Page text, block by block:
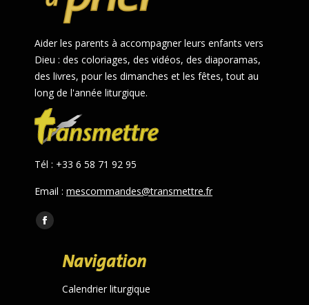
Aider les parents à accompagner leurs enfants vers
Dieu : des coloriages, des vidéos, des diaporamas,
des livres, pour les dimanches et les fêtes, tout au
long de l'année liturgique.
Tél : +33 6 58 71 92 95
Email : mescommandes@transmettre.fr
Trouvez nous sur :
Facebook
opensNavigation
Calendrier liturgique